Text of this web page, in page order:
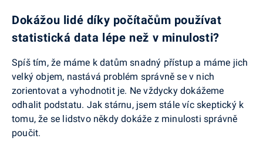
Dokážou lidé díky počítačům používat
statistická data lépe než v minulosti?
Spíš tím, že máme k datům snadný přístup a máme jich
velký objem, nastává problém správně se v nich
zorientovat a vyhodnotit je. Ne vždycky dokážeme
odhalit podstatu. Jak stárnu, jsem stále víc skeptický k
tomu, že se lidstvo někdy dokáže z minulosti správně
poučit.